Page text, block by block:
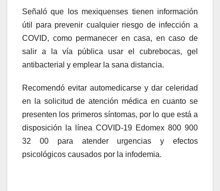
Señaló que los mexiquenses tienen información
útil para prevenir cualquier riesgo de infección a
COVID, como permanecer en casa, en caso de
salir a la vía pública usar el cubrebocas, gel
antibacterial y emplear la sana distancia.
Recomendó evitar automedicarse y dar celeridad
en la solicitud de atención médica en cuanto se
presenten los primeros síntomas, por lo que está a
disposición la línea COVID-19 Edomex 800 900
32 00 para atender urgencias y efectos
psicológicos causados por la infodemia.